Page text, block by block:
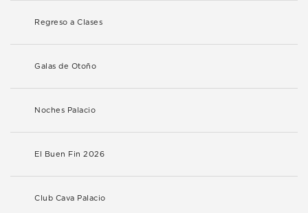
Regreso a Clases
Galas de Otoño
Noches Palacio
El Buen Fin 2026
Club Cava Palacio